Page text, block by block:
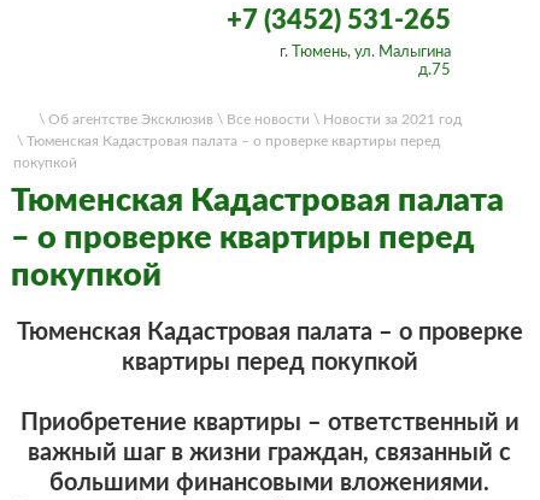
+7 (3452) 531-265
г. Тюмень, ул. Малыгина
д.75
\ Об агентстве Эксклюзив\ Все новости \ Новости за 2021 год
\ Тюменская Кадастровая палата – о проверке квартиры перед
покупкой
Тюменская Кадастровая палата
– о проверке квартиры перед
покупкой
Тюменская Кадастровая палата – о проверке
квартиры перед покупкой
Приобретение квартиры – ответственный и
важный шаг в жизни граждан, связанный с
большими финансовыми вложениями.